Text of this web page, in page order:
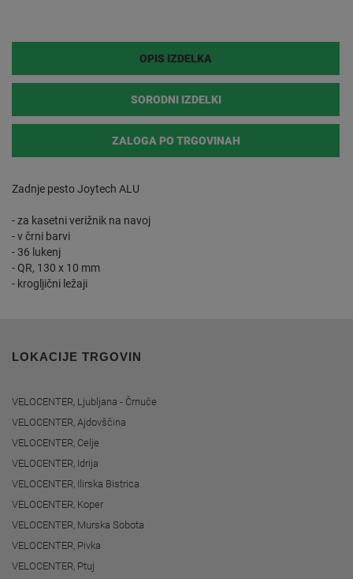
OPIS IZDELKA
SORODNI IZDELKI
ZALOGA PO TRGOVINAH
Zadnje pesto Joytech ALU
- za kasetni verižnik na navoj
- v črni barvi
- 36 lukenj
- QR, 130 x 10 mm
- krogljični ležaji
LOKACIJE TRGOVIN
VELOCENTER, Ljubljana - Črnuče
VELOCENTER, Ajdovščina
VELOCENTER, Celje
VELOCENTER, Idrija
VELOCENTER, Ilirska Bistrica
VELOCENTER, Koper
VELOCENTER, Murska Sobota
VELOCENTER, Pivka
VELOCENTER, Ptuj